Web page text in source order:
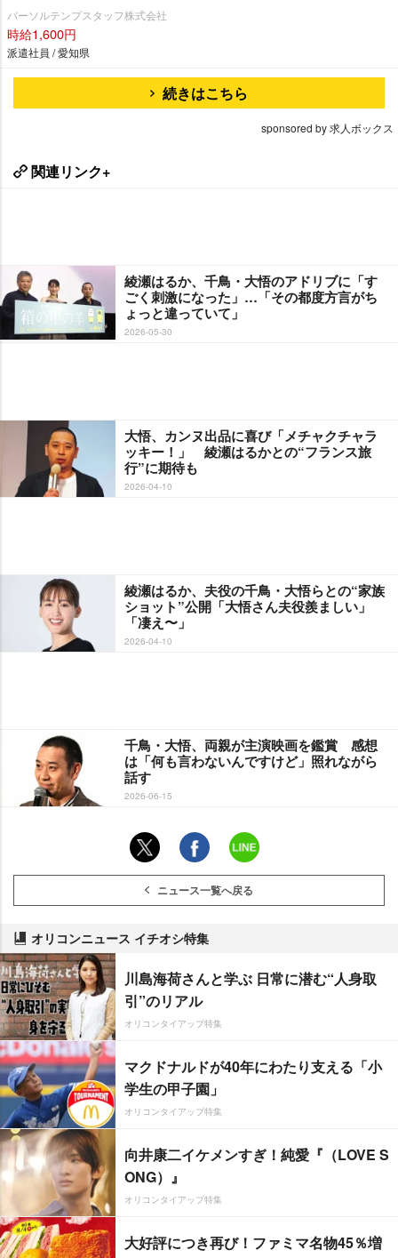
パーソルテンプスタッフ株式会社
時給1,600円
派遣社員 / 愛知県
続きはこちら
sponsored by 求人ボックス
関連リンク+
綾瀬はるか、千鳥・大悟のアドリブに「す
ごく刺激になった」…「その都度方言がち
ょっと違っていて」
2026-05-30
大悟、カンヌ出品に喜び「メチャクチャラ
ッキー！」 綾瀬はるかとの“フランス旅
行”に期待も
2026-04-10
綾瀬はるか、夫役の千鳥・大悟らとの“家族
ショット”公開「大悟さん夫役羨ましい」
「凄え〜」
2026-04-10
千鳥・大悟、両親が主演映画を鑑賞 感想
は「何も言わないんですけど」照れながら
話す
2026-06-15
ニュース一覧へ戻る
オリコンニュース イチオシ特集
川島海荷さんと学ぶ 日常に潜む“人身取
引”のリアル
オリコンタイアップ特集
マクドナルドが40年にわたり支える「小
学生の甲子園」
オリコンタイアップ特集
向井康二イケメンすぎ！純愛『（LOVE S
ONG）』
オリコンタイアップ特集
大好評につき再び！ファミマ名物45％増